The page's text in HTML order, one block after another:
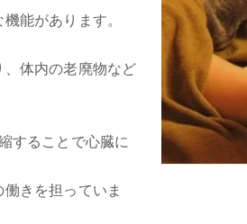
能があります。
、体内の老廃物など
することで心臓に
きを担っていま